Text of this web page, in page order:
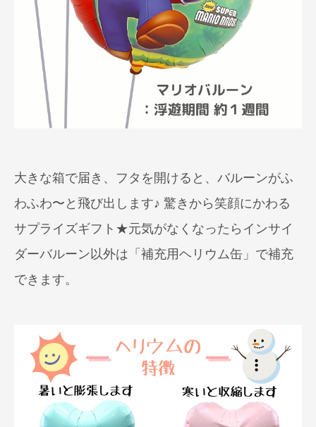
大きな箱で届き、フタを開けると、バルーンがふ
わふわ〜と飛び出します♪ 驚きから笑顔にかわる
サプライズギフト★元気がなくなったらインサイ
ダーバルーン以外は「補充用ヘリウム缶」で補充
できます。